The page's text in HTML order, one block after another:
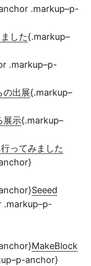
.markup–p-
した{.markup–
.markup–p-
の出展{.markup–
展示{.markup–
ってみました
Seeed
.markup–p-
MakeBlock
anchor}